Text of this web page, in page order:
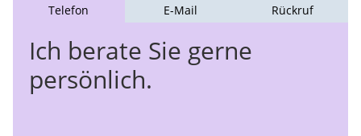
Telefon E-Mail Rückruf
Ich berate Sie gerne
persönlich.